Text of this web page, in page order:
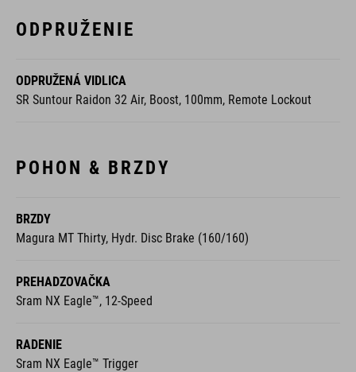
ODPRUŽENIE
ODPRUŽENÁ VIDLICA
SR Suntour Raidon 32 Air, Boost, 100mm, Remote Lockout
POHON & BRZDY
BRZDY
Magura MT Thirty, Hydr. Disc Brake (160/160)
PREHADZOVAČKA
Sram NX Eagle™, 12-Speed
RADENIE
Sram NX Eagle™ Trigger